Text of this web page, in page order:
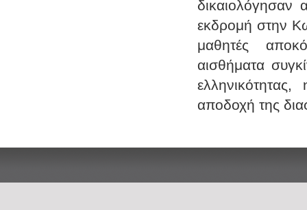
εκδρομή στην
μαθητές
αισθήματα
αποδοχή της